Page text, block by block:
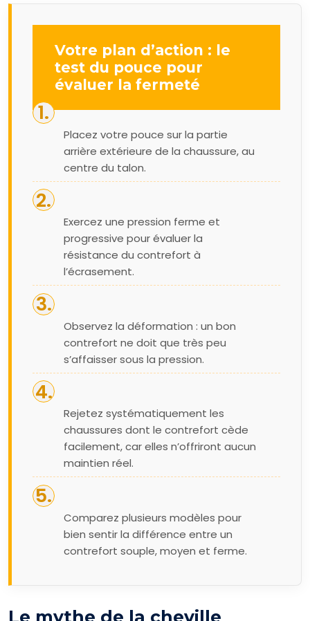
Votre plan d’action : le
test du pouce pour
évaluer la fermeté
Placez votre pouce sur la partie
arrière extérieure de la chaussure, au
centre du talon.
Exercez une pression ferme et
progressive pour évaluer la
résistance du contrefort à
l’écrasement.
Observez la déformation : un bon
contrefort ne doit que très peu
s’affaisser sous la pression.
Rejetez systématiquement les
chaussures dont le contrefort cède
facilement, car elles n’offriront aucun
maintien réel.
Comparez plusieurs modèles pour
bien sentir la différence entre un
contrefort souple, moyen et ferme.
Le mythe de la cheville